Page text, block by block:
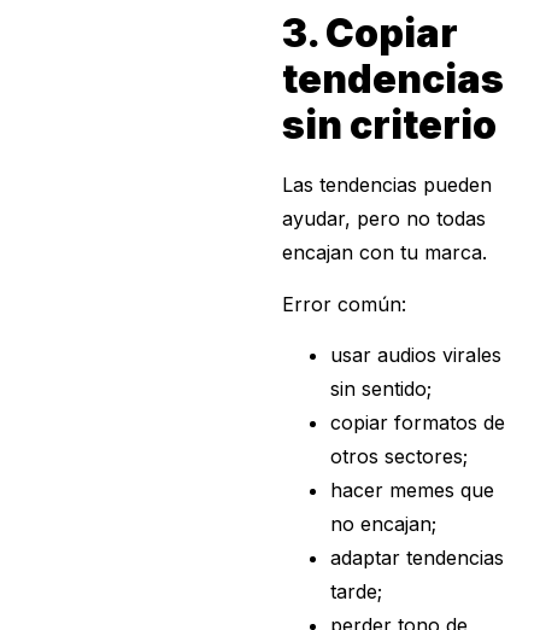
3. Copiar
tendencias
sin criterio
Las tendencias pueden
ayudar, pero no todas
encajan con tu marca.
Error común:
usar audios virales
sin sentido;
copiar formatos de
otros sectores;
hacer memes que
no encajan;
adaptar tendencias
tarde;